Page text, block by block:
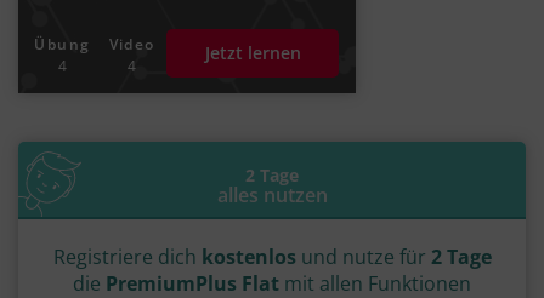
#Gefahrenpiktogramme
#Gefahrstoffe
#Kennzeichnung von Gefahrstoffen
#GHS-Gefahrenpiktogramme
Übung
4
Video
4
Jetzt lernen
2 Tage
alles nutzen
Registriere dich kostenlos und nutze für 2 Tage
die PremiumPlus Flat mit allen Funktionen